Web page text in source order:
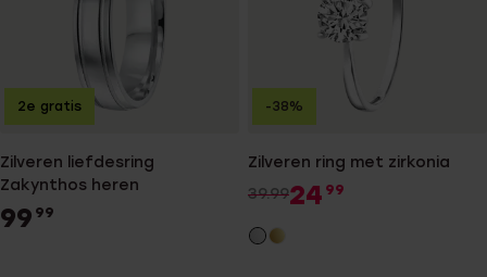
Zilveren liefdesring
Zakynthos heren
99 99
2e gratis
Zilveren ring met zirkonia
39.9924 99
-38%